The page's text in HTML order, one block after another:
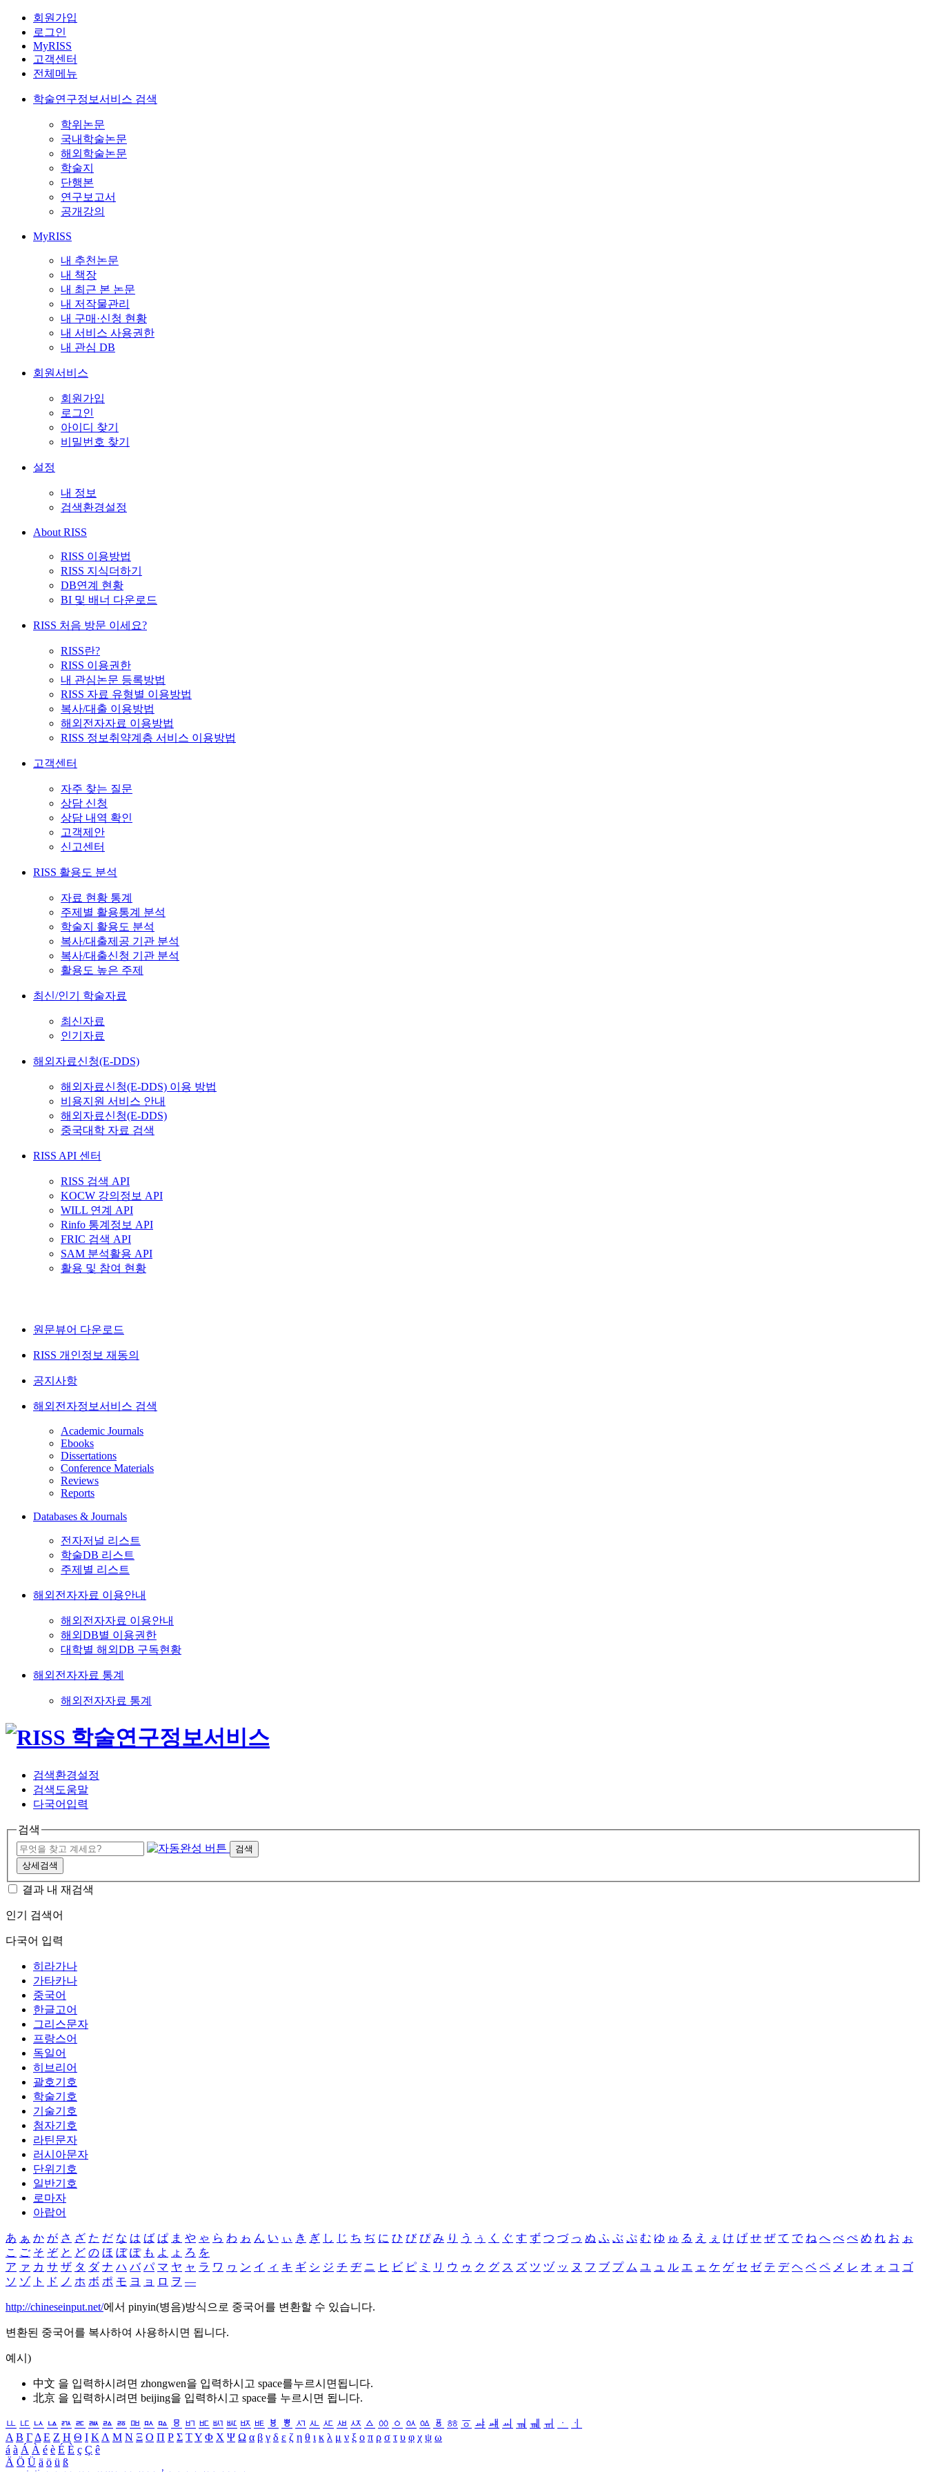
회원가입
로그인
MyRISS
고객센터
전체메뉴
학술연구정보서비스 검색
학위논문
국내학술논문
해외학술논문
학술지
단행본
연구보고서
공개강의
MyRISS
내 추천논문
내 책장
내 최근 본 논문
내 저작물관리
내 구매·신청 현황
내 서비스 사용권한
내 관심 DB
회원서비스
회원가입
로그인
아이디 찾기
비밀번호 찾기
설정
내 정보
검색환경설정
About RISS
RISS 이용방법
RISS 지식더하기
DB연계 현황
BI 및 배너 다운로드
RISS 처음 방문 이세요?
RISS란?
RISS 이용권한
내 관심논문 등록방법
RISS 자료 유형별 이용방법
복사/대출 이용방법
해외전자자료 이용방법
RISS 정보취약계층 서비스 이용방법
고객센터
자주 찾는 질문
상담 신청
상담 내역 확인
고객제안
신고센터
RISS 활용도 분석
자료 현황 통계
주제별 활용통계 분석
학술지 활용도 분석
복사/대출제공 기관 분석
복사/대출신청 기관 분석
활용도 높은 주제
최신/인기 학술자료
최신자료
인기자료
해외자료신청(E-DDS)
해외자료신청(E-DDS) 이용 방법
비용지원 서비스 안내
해외자료신청(E-DDS)
중국대학 자료 검색
RISS API 센터
RISS 검색 API
KOCW 강의정보 API
WILL 연계 API
Rinfo 통계정보 API
FRIC 검색 API
SAM 분석활용 API
활용 및 참여 현황
원문뷰어 다운로드
RISS 개인정보 재동의
공지사항
해외전자정보서비스 검색
Academic Journals
Ebooks
Dissertations
Conference Materials
Reviews
Reports
Databases & Journals
전자저널 리스트
학술DB 리스트
주제별 리스트
해외전자자료 이용안내
해외전자자료 이용안내
해외DB별 이용권한
대학별 해외DB 구독현황
해외전자자료 통계
해외전자자료 통계
검색환경설정
검색도움말
다국어입력
검색
검색
상세검색
결과 내 재검색
인기 검색어
다국어 입력
히라가나
가타카나
중국어
한글고어
그리스문자
프랑스어
독일어
히브리어
괄호기호
학술기호
기술기호
첨자기호
라틴문자
러시아문자
단위기호
일반기호
로마자
아랍어
あ ぁ か が さ ざ た だ な は ば ぱ ま や ゃ ら わ ゎ ん い ぃ き ぎ し じ ち ぢ に ひ び ぴ み り う ぅ く ぐ す ず つ づ っ ぬ ふ ぶ ぷ む ゆ ゅ る え ぇ け げ せ ぜ て で ね へ べ ぺ め れ お ぉ
こ ご そ ぞ と ど の ほ ぼ ぽ も よ ょ ろ を
ア ァ カ サ ザ タ ダ ナ ハ バ パ マ ヤ ャ ラ ワ ヮ ン イ ィ キ ギ シ ジ チ ヂ ニ ヒ ビ ピ ミ リ ウ ゥ ク グ ス ズ ツ ヅ ッ ヌ フ ブ プ ム ユ ュ ル エ ェ ケ ゲ セ ゼ テ デ ヘ ベ ペ メ レ オ ォ コ ゴ
ソ ゾ ト ド ノ ホ ボ ポ モ ヨ ョ ロ ヲ ―
http://chineseinput.net/에서 pinyin(병음)방식으로 중국어를 변환할 수 있습니다.
변환된 중국어를 복사하여 사용하시면 됩니다.
예시)
中文 을 입력하시려면 zhongwen을 입력하시고 space를누르시면됩니다.
北京 을 입력하시려면 beijing을 입력하시고 space를 누르시면 됩니다.
ㅥ ㅦ ㅧ ㅨ ㅩ ㅪ ㅫ ㅬ ㅭ ㅮ ㅯ ㅰ ㅱ ㅲ ㅳ ㅴ ㅵ ㅶ ㅷ ㅸ ㅹ ㅺ ㅻ ㅼ ㅽ ㅾ ㅿ ㆀ ㆁ ㆂ ㆃ ㆄ ㆅ ㆆ ㆇ ㆈ ㆉ ㆊ ㆋ ㆌ ㆍ
ㆎ
Α Β ΓΔ Ε Ζ Η Θ Ι ΚΛ Μ Ν Ξ Ο Π Ρ Σ ΤΥ Φ Χ Ψ Ω α β γ δ ε ζ η θ ι κ λ μ ν ξ ο π ρ σ τ υ φ χ ψ ω
á à Á À é è É È ç Ç ê
Ä Ö Ü ä ö ü ß